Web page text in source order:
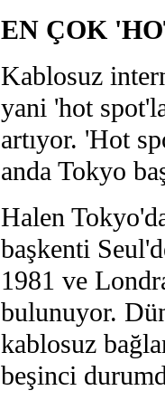
EN ÇOK
Kablosuz
yani 'hot
artıyor. 'Hot
anda Tokyo
Halen
başkenti
1981 ve
bulunuyor.
kablosuz
beşinci